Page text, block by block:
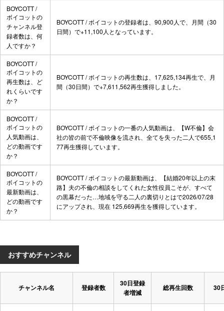
おすすめチャンネル
チャンネル名 登録者数
30日登録
者増減
総再生回数 30
BOYCOTT /
ボイコットの
チャンネル登
録者数は、何
人ですか？
BOYCOTT / ボイコットの登録者は、90,900人で、月間（30
日間）で+11,100人となっています。
BOYCOTT /
ボイコットの
再生数は、ど
れくらいです
か？
BOYCOTT / ボイコットの再生数は、17,625,134再生で、月
間（30日間）で+7,611,562再生獲得しました。
BOYCOTT /
ボイコットの
人気動画は、
どの動画です
か？
BOYCOTT / ボイコットの一番の人気動画は、
【W不倫】会
社の皆の前で不倫映像を流され、全てを失った二人で655,1
77再生獲得しています。
BOYCOTT /
ボイコットの
最新動画は、
どの動画です
か？
BOYCOTT / ボイコットの最新動画は、
【結婚20年以上の末
路】夫の不倫の相談をしてくれた女性役員こそが、すべて
の黒幕だった…地域を守る二人の裏切りとはで2026/07/28
にアップされ、現在 125,669再生を獲得しています。